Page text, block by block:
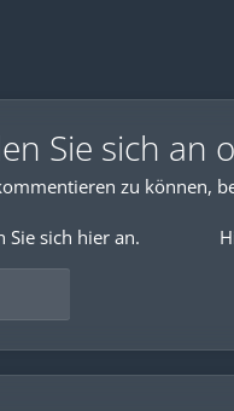
Sie sich an
zu können,
Sie sich hier an.